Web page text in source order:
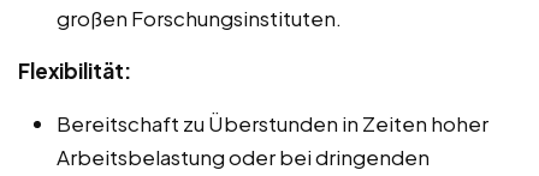
großen Forschungsinstituten.
Flexibilität:
Bereitschaft zu Überstunden in Zeiten hoher
Arbeitsbelastung oder bei dringenden